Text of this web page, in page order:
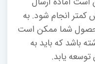
کمتر انجام شود. به
شما ممکن است
باشد که باید به
یابد.